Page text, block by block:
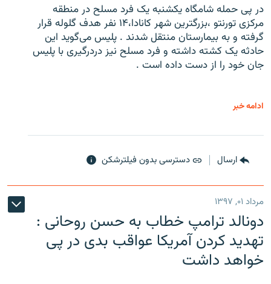
در پی حمله شامگاه یکشنبه یک فرد مسلح در منطقه
مرکزی تورنتو ،‌بزرگترین شهر کانادا،۱۴ نفر هدف گلوله قرار
گرفته و به بیمارستان منتقل شدند . پلیس می‌گوید این
حادثه یک کشته داشته و فرد مسلح نیز دردرگیری با پلیس
جان خود را از دست داده است .
ادامه خبر
ارسال دسترسی بدون فیلترشکن
مرداد ۰۱, ۱۳۹۷
دونالد ترامپ خطاب به حسن روحانی :
تهدید کردن آمریکا عواقب بدی در پی
خواهد داشت